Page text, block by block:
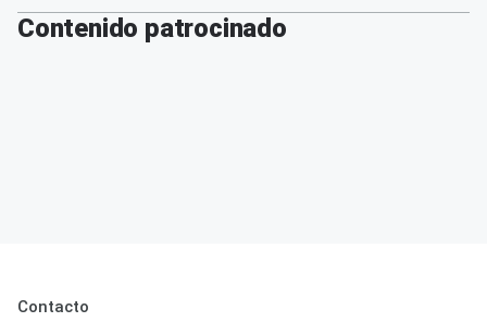
Contenido patrocinado
Contacto